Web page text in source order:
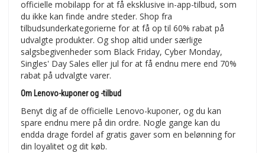
officielle mobilapp for at få eksklusive in-app-tilbud, som
du ikke kan finde andre steder. Shop fra
tilbudsunderkategorierne for at få op til 60% rabat på
udvalgte produkter. Og shop altid under særlige
salgsbegivenheder som Black Friday, Cyber Monday,
Singles' Day Sales eller jul for at få endnu mere end 70%
rabat på udvalgte varer.
Om Lenovo-kuponer og -tilbud
Benyt dig af de officielle Lenovo-kuponer, og du kan
spare endnu mere på din ordre. Nogle gange kan du
endda drage fordel af gratis gaver som en belønning for
din loyalitet og dit køb.